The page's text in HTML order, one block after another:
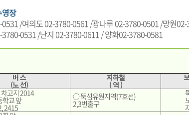
영장
/여의도 02-3780-0561 /광나루 02-3780-0501 /망원
0531 /난지 02-3780-0611 / 양화02-3780-0581
버 스
(노 선)
지하철
( 역 )
고지 2014
교 앞
2415
○ 뚝섬유원지역(7호선)
2,3번출구